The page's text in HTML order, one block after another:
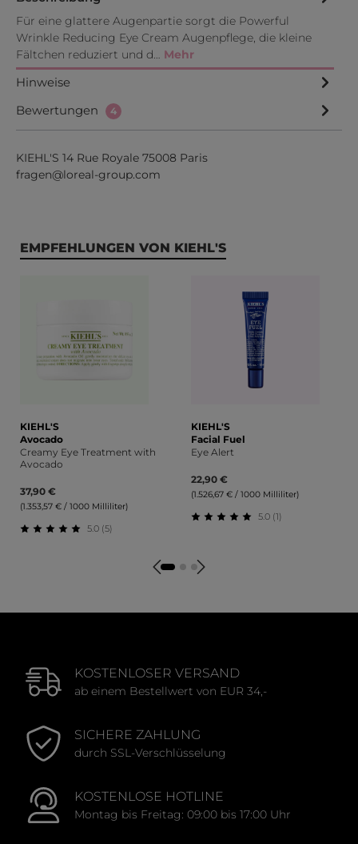
Für eine glattere Augenpartie sorgt die Powerful
Wrinkle Reducing Eye Cream Augenpflege, die kleine
Fältchen reduziert und d… Mehr
Hinweise
Bewertungen
4
KIEHL'S 14 Rue Royale 75008 Paris
fragen@loreal-group.com
Produktgalerie überspringen
EMPFEHLUNGEN VON KIEHL'S
KIEHL'S
Avocado
Creamy Eye Treatment with
Avocado
37,90 €
(1.353,57 € / 1000 Milliliter)
5.0 (5)
KIEHL'S
Facial Fuel
Eye Alert
22,90 €
(1.526,67 € / 1000 Milliliter)
5.0 (1)
KOSTENLOSER VERSAND
ab einem Bestellwert von EUR 34,-
SICHERE ZAHLUNG
durch SSL-Verschlüsselung
KOSTENLOSE HOTLINE
Montag bis Freitag: 09:00 bis 17:00 Uhr